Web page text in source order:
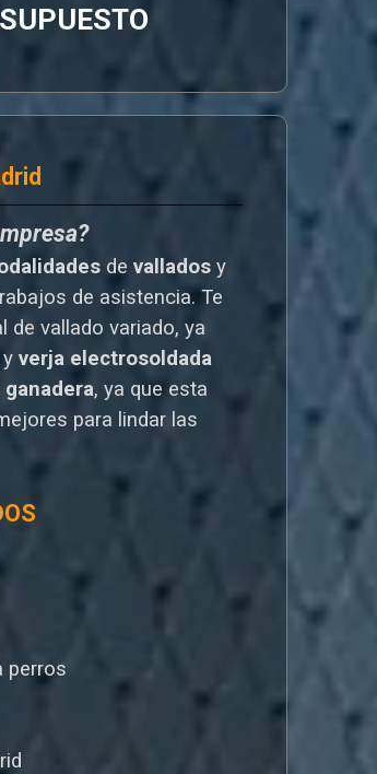
de vallados y
de asistencia. Te
de vallado variado, ya
y verja electrosoldada
ganadera, ya que esta
para lindar las
perros